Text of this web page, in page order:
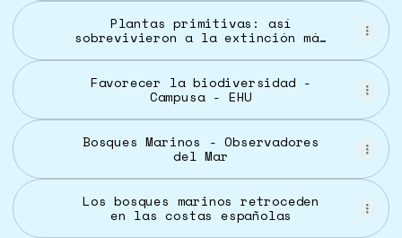
Plantas primitivas: así
sobrevivieron a la extinción más
Favorecer la biodiversidad -
Campusa - EHU
Bosques Marinos - Observadores
del Mar
Los bosques marinos retroceden
en las costas españolas